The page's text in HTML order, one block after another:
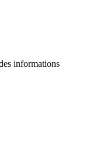
informations